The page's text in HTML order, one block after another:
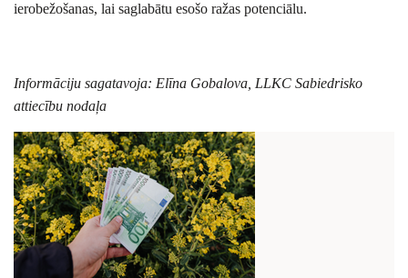
ierobežošanas, lai saglabātu esošo ražas potenciālu.
Informāciju sagatavoja: Elīna Gobalova, LLKC Sabiedrisko
attiecību nodaļa